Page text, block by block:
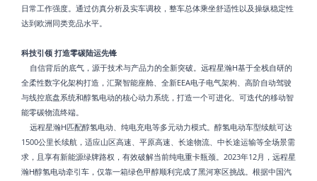
日常工作强度。通过仿真分析及实车调校，整车总体乘坐舒适性以及操纵稳定性
达到欧洲同类竞品水平。
科技引领 打造零碳陆运先锋
自信背后的底气，源于技术与产品力的全新突破。远程星瀚H基于全栈自研的
全柔性数字化架构打造，汇聚智能座舱、全新EEA电子电气架构、高阶自动驾驶
与线控底盘系统和醇氢电动的核心动力系统，打造一个可进化、可迭代的移动智
能零碳物流终端。
远程星瀚H匹配醇氢电动、纯电充电等多元动力模式。醇氢电动车型续航可达
1500公里长续航，适应山区高速、平原高速、长途物流、中长途运输等全场景需
求，且享有新能源绿牌路权，有效破解当前纯电重卡瓶颈。2023年12月，远程星
瀚H醇氢电动牵引车，仅靠一箱绿色甲醇顺利完成了黑河寒区挑战。根据中国汽